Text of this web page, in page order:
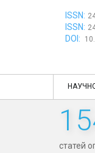
ISSN:
ISSN:
DOI:
статей